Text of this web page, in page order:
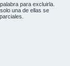
para excluirla.
una de ellas se